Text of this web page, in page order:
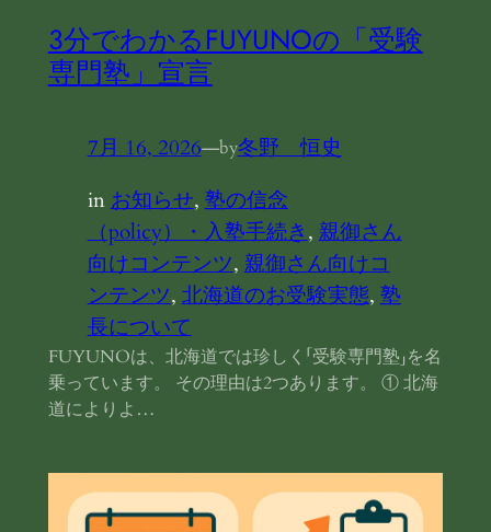
3分でわかるFUYUNOの「受験
専門塾」宣言
7月 16, 2026—by冬野 恒史
in お知らせ, 塾の信念
（policy）・入塾手続き, 親御さん
向けコンテンツ, 親御さん向けコ
ンテンツ, 北海道のお受験実態, 塾
長について
FUYUNOは、北海道では珍しく「受験専門塾」を名
乗っています。 その理由は2つあります。 ① 北海
道によりよ…